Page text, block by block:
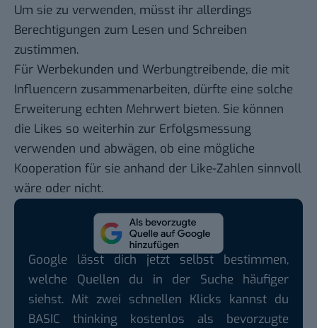
Um sie zu verwenden, müsst ihr allerdings
Berechtigungen zum Lesen und Schreiben
zustimmen.
Für Werbekunden und Werbungtreibende, die mit
Influencern zusammenarbeiten, dürfte eine solche
Erweiterung echten Mehrwert bieten. Sie können
die Likes so weiterhin zur Erfolgsmessung
verwenden und abwägen, ob eine mögliche
Kooperation für sie anhand der Like-Zahlen sinnvoll
wäre oder nicht.
Google lässt dich jetzt selbst bestimmen,
welche Quellen du in der Suche häufiger
siehst. Mit zwei schnellen Klicks kannst du
BASIC thinking kostenlos als bevorzugte